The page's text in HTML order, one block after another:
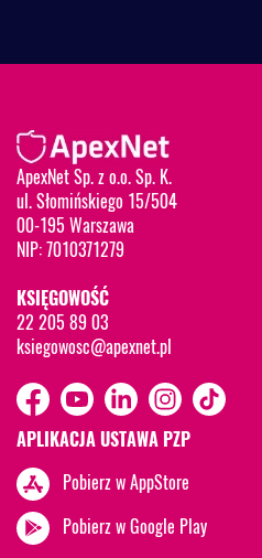
ApexNet Sp. z o.o. Sp. K.
ul. Słomińskiego 15/504
00-195 Warszawa
NIP: 7010371279
KSIĘGOWOŚĆ
22 205 89 03
ksiegowosc@apexnet.pl
APLIKACJA USTAWA PZP
Pobierz w AppStore
Pobierz w Google Play